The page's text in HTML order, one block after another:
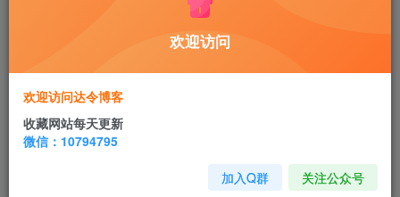
软件介绍
来画聚合众多实用功能：口播
、视频录制、一键抠图、
、自动字幕……你想要的都在这里！小白也能轻松
欢迎访问
欢迎访问达令博客
收藏网站每天更新
微信：10794795
加入Q群 关注公众号